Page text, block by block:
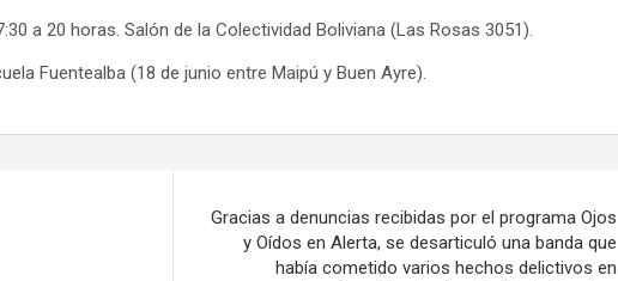
a 20 horas. Salón de la Colectividad Boliviana (Las Rosas 3051).
Fuentealba (18 de junio entre Maipú y Buen Ayre).
Gracias a denuncias recibidas por el programa Ojos
y Oídos en Alerta, se desarticuló una banda que
había cometido varios hechos delictivos en